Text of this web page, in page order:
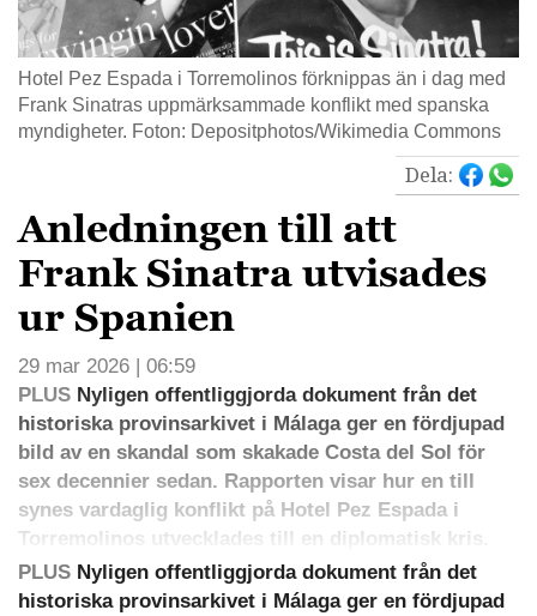
Hotel Pez Espada i Torremolinos förknippas än i dag med
Frank Sinatras uppmärksammade konflikt med spanska
myndigheter. Foton: Depositphotos/Wikimedia Commons
Dela:
Anledningen till att
Frank Sinatra utvisades
ur Spanien
29 mar 2026 | 06:59
PLUS Nyligen offentliggjorda dokument från det
historiska provinsarkivet i Málaga ger en fördjupad
bild av en skandal som skakade Costa del Sol för
sex decennier sedan. Rapporten visar hur en till
synes vardaglig konflikt på Hotel Pez Espada i
Torremolinos utvecklades till en diplomatisk kris.
PLUS Nyligen offentliggjorda dokument från det
historiska provinsarkivet i Málaga ger en fördjupad